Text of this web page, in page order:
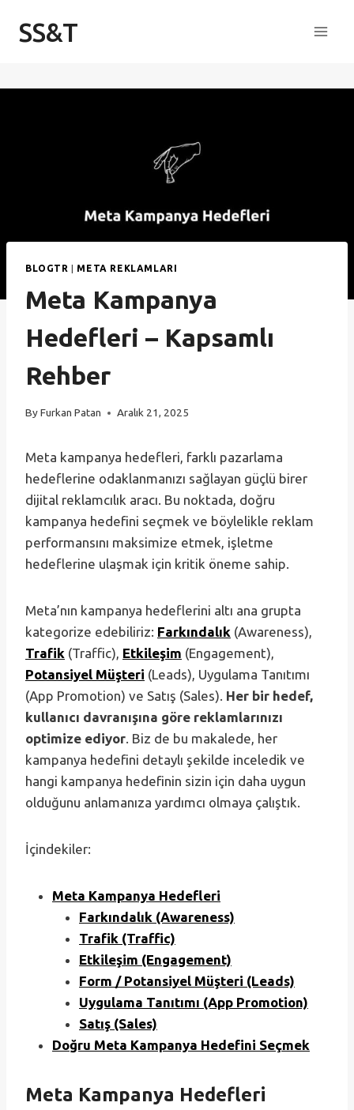
SS&T
BLOGTR | META REKLAMLARI
Meta Kampanya
Hedefleri – Kapsamlı
Rehber
ByFurkan Patan Aralık 21, 2025
Meta kampanya hedefleri, farklı pazarlama
hedeflerine odaklanmanızı sağlayan güçlü birer
dijital reklamcılık aracı. Bu noktada, doğru
kampanya hedefini seçmek ve böylelikle reklam
performansını maksimize etmek, işletme
hedeflerine ulaşmak için kritik öneme sahip.
Meta’nın kampanya hedeflerini altı ana grupta
kategorize edebiliriz: Farkındalık (Awareness),
Trafik (Traffic), Etkileşim (Engagement),
Potansiyel Müşteri (Leads), Uygulama Tanıtımı
(App Promotion) ve Satış (Sales). Her bir hedef,
kullanıcı davranışına göre reklamlarınızı
optimize ediyor. Biz de bu makalede, her
kampanya hedefini detaylı şekilde inceledik ve
hangi kampanya hedefinin sizin için daha uygun
olduğunu anlamanıza yardımcı olmaya çalıştık.
İçindekiler:
Meta Kampanya Hedefleri
Farkındalık (Awareness)
Trafik (Traffic)
Etkileşim (Engagement)
Form / Potansiyel Müşteri (Leads)
Uygulama Tanıtımı (App Promotion)
Satış (Sales)
Doğru Meta Kampanya Hedefini Seçmek
Meta Kampanya Hedefleri